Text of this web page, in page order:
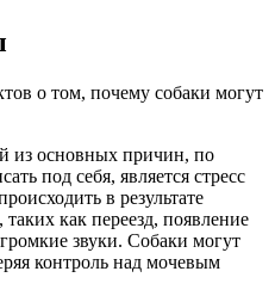
о том, почему собаки могут
из основных причин, по
под себя, является стресс
в результате
как переезд, появление
звуки. Собаки могут
контроль над мочевым